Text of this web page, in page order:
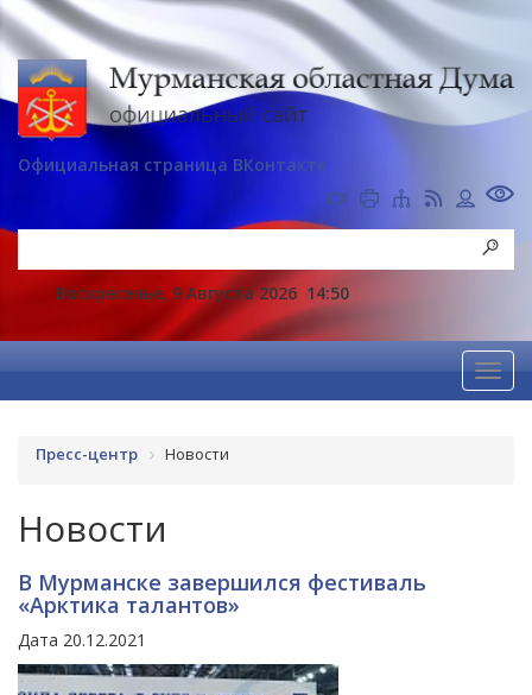
Официальная страница ВКонтакте
Воскресенье, 9 Августа 2026 14:50
Пресс-центр Новости
Новости
В Мурманске завершился фестиваль
«Арктика талантов»
Дата 20.12.2021